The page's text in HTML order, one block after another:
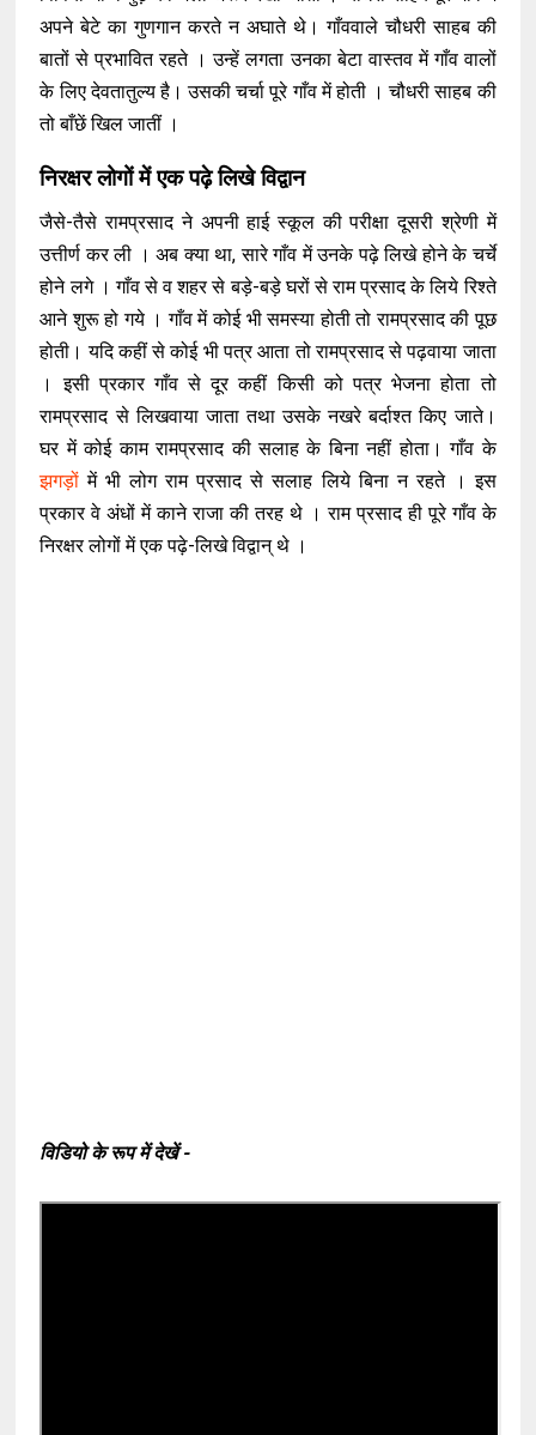
अपने बेटे का गुणगान करते न अघाते थे। गाँववाले चौधरी साहब की
बातों से प्रभावित रहते । उन्हें लगता उनका बेटा वास्तव में गाँव वालों
के लिए देवतातुल्य है। उसकी चर्चा पूरे गाँव में होती । चौधरी साहब की
तो बाँछें खिल जातीं ।
निरक्षर लोगों में एक पढ़े लिखे विद्वान
जैसे-तैसे रामप्रसाद ने अपनी हाई स्कूल की परीक्षा दूसरी श्रेणी में
उत्तीर्ण कर ली । अब क्या था, सारे गाँव में उनके पढ़े लिखे होने के चर्चे
होने लगे । गाँव से व शहर से बड़े-बड़े घरों से राम प्रसाद के लिये रिश्ते
आने शुरू हो गये । गाँव में कोई भी समस्या होती तो रामप्रसाद की पूछ
होती। यदि कहीं से कोई भी पत्र आता तो रामप्रसाद से पढ़वाया जाता
। इसी प्रकार गाँव से दूर कहीं किसी को पत्र भेजना होता तो
रामप्रसाद से लिखवाया जाता तथा उसके नखरे बर्दाश्त किए जाते।
घर में कोई काम रामप्रसाद की सलाह के बिना नहीं होता। गाँव के
झगड़ों में भी लोग राम प्रसाद से सलाह लिये बिना न रहते । इस
प्रकार वे अंधों में काने राजा की तरह थे । राम प्रसाद ही पूरे गाँव के
निरक्षर लोगों में एक पढ़े-लिखे विद्वान् थे ।
विडियो के रूप में देखें -